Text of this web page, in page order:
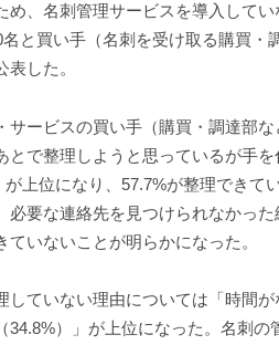
め、名刺管理サービスを導入して
と買い手（名刺を受け取る購買・
表した。
ービスの買い手（購買・調達部
とで整理しようと思っているが手
が上位になり、57.7%が整理でき
必要な連絡先を見つけられなかっ
ていないことが明らかになった。
ていない理由については「時間
34.8%）」が上位になった。名刺